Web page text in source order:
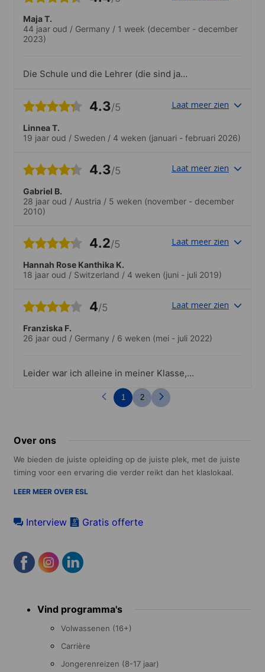
Maja T.
44 jaar oud / Germany / 1 week (december - december
2023)
Die Schule und die Lehrer (die sind ja
zweite Mal besucht.
4.3/5 Laat meer zien
Linnea T.
19 jaar oud / Sweden / 4 weken (januari - februari 2026)
4.3/5 Laat meer zien
Gabriel B.
28 jaar oud / Austria / 5 weken (november - december
2010)
4.2/5 Laat meer zien
Hannah Rose Kanthika K.
18 jaar oud / Switzerland / 4 weken (juni - juli 2019)
4/5 Laat meer zien
Franziska F.
26 jaar oud / Germany / 6 weken (mei - juli 2022)
Leider war ich alleine in meiner Klasse,
allerdings hat das für mich nichts am
Lernerlebnis geändert. Alles super! 👍🏻
1 2
Over ons
We bieden de juiste opleiding op de juiste plek, met de juiste
timing voor een ervaring die verder reikt dan het klaslokaal.
LEER MEER OVER ESL
Interview Gratis offerte
menuVind programma's
Volwassenen (16+)
Carrière
Jongerenreizen (8-17 jaar)